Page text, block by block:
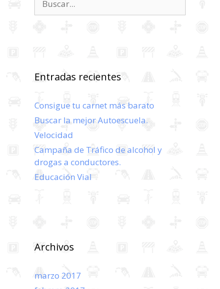
Entradas recientes
Consigue tu carnet más barato
Buscar la mejor Autoescuela.
Velocidad
Campaña de Tráfico de alcohol y
drogas a conductores.
Educación Vial
Archivos
marzo 2017